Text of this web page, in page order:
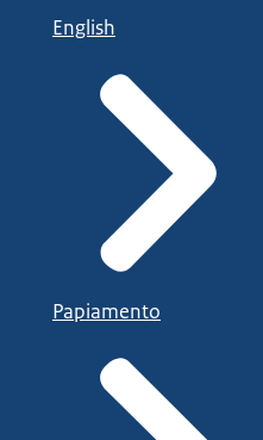
English
Papiamento